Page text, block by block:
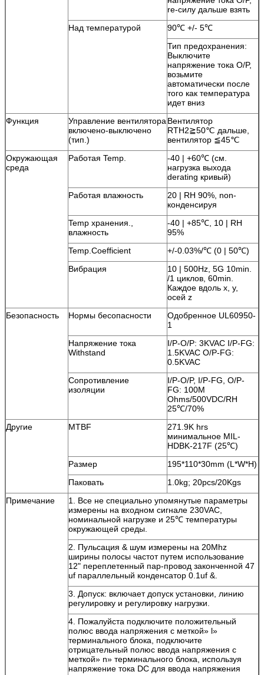
re-силу дальше взять
Над температурой
90℃ +/- 5℃
Тип предохранения:
Выключите
напряжение тока O/P,
возьмите
автоматически после
того как температура
идет вниз
Функция
Управление вентилятора
включено-выключено
(тип.)
Вентилятор
RTH2≧50℃ дальше,
вентилятор ≦45℃
Окружающая
среда
Работая Temp.
-40 | +60℃ (см.
нагрузка выхода
derating кривый)
Работая влажность
20 | RH 90%, non-
конденсируя
Temp хранения.,
влажность
-40 | +85℃, 10 | RH
95%
Temp.Coefficient
+/-0.03%/℃ (0 | 50℃)
Вибрация
10 | 500Hz, 5G 10min.
/1 циклов, 60min.
Каждое вдоль x, y,
осей z
Безопасность
Нормы бесопасности
Одобренное UL60950-
1
Напряжение тока
Withstand
I/P-O/P: 3KVAC I/P-FG:
1.5KVAC O/P-FG:
0.5KVAC
Сопротивление
изоляции
I/P-O/P, I/P-FG, O/P-
FG: 100M
Ohms/500VDC/RH
25℃/70%
Другие
MTBF
271.9K hrs
минимальное MIL-
HDBK-217F (25℃)
Размер
195*110*30mm (L*W*H)
Паковать
1.0kg; 20pcs/20Kgs
Примечание
1. Все не специально упомянутые параметры
измерены на входном сигнале 230VAC,
номинальной нагрузке и 25℃ температуры
окружающей среды.
2. Пульсация & шум измерены на 20Mhz
ширины полосы частот путем использование
12" переплетенный пар-провод законченной 47
uf параллельный конденсатор 0.1uf &.
3. Допуск: включает допуск установки, линию
регулировку и регулировку нагрузки.
4. Пожалуйста подключите положительный
полюс ввода напряжения с меткой» l»
терминального блока, подключите
отрицательный полюс ввода напряжения с
меткой» n» терминального блока, используя
напряжение тока DC для ввода напряжения